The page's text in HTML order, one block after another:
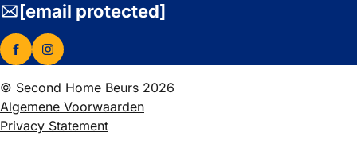
[email protected]
© Second Home Beurs 2026
Algemene Voorwaarden
Privacy Statement